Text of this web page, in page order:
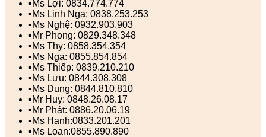
▪️Ms Lợi: 0834.774.774
▪️Ms Linh Nga: 0838.253.253
▪️Ms Nghệ: 0932.903.903
▪️Mr Phong: 0829.348.348
▪️Ms Thy: 0858.354.354
▪️Ms Nga: 0855.854.854
▪️Ms Thiếp: 0839.210.210
▪️Ms Lưu: 0844.308.308
▪️Ms Dung: 0844.810.810
▪️Mr Huy: 0848.26.08.17
▪️Mr Phát: 0886.20.06.19
▪️Ms Hạnh:0833.201.201
▪️Ms Loan:0855.890.890